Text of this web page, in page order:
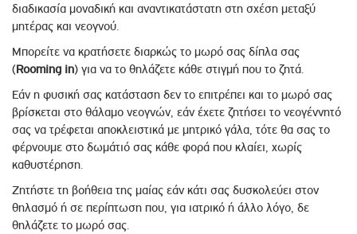
διαδικασία μοναδική και αναντικατάστατη στη σχέση μεταξύ
μητέρας και νεογνού.
Μπορείτε να κρατήσετε διαρκώς το μωρό σας δίπλα σας
(Rooming in) για να το θηλάζετε κάθε στιγμή που το ζητά.
Εάν η φυσική σας κατάσταση δεν το επιτρέπει και το μωρό σας
βρίσκεται στο θάλαμο νεογνών, εάν έχετε ζητήσει το νεογέννητό
σας να τρέφεται αποκλειστικά με μητρικό γάλα, τότε θα σας το
φέρνουμε στο δωμάτιό σας κάθε φορά που κλαίει, χωρίς
καθυστέρηση.
Ζητήστε τη βοήθεια της μαίας εάν κάτι σας δυσκολεύει στον
θηλασμό ή σε περίπτωση που, για ιατρικό ή άλλο λόγο, δε
θηλάζετε το μωρό σας.